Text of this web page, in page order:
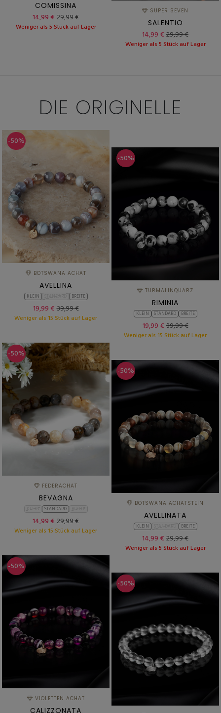
COMISSINA
14,99 € 29,99 €
Weniger als 5 Stück auf Lager
SUPER SEVEN
SALENTIO
14,99 € 29,99 €
Weniger als 5 Stück auf Lager
DIE ORIGINELLE
-50%
BOTSWANA ACHAT
AVELLINA
KLEIN BREITE
19,99 €39,99 €
Weniger als 15 Stück auf Lager
-50%
TURMALINQUARZ
RIMINIA
KLEIN STANDARD BREITE
19,99 €39,99 €
Weniger als 15 Stück auf Lager
-50%
FEDERACHAT
BEVAGNA
STANDARD
14,99 € 29,99 €
Weniger als 15 Stück auf Lager
-50%
BOTSWANA ACHATSTEIN
AVELLINATA
KLEIN BREITE
14,99 € 29,99 €
Weniger als 5 Stück auf Lager
-50%
VIOLETTEN ACHAT
CALIZZONATA
-50%